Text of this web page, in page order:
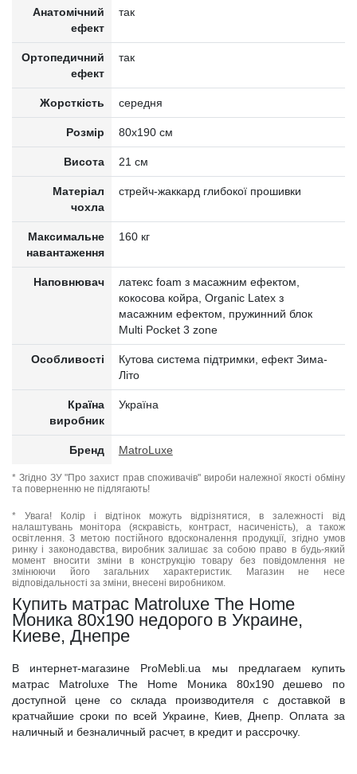
Анатомічний
ефект
так
Ортопедичний
ефект
так
Жорсткість середня
Розмір 80x190 см
Висота 21 см
Матеріал
чохла
стрейч-жаккард глибокої прошивки
Максимальне
навантаження
160 кг
Наповнювач
латекс foam з масажним ефектом,
кокосова койра, Organic Latex з
масажним ефектом, пружинний блок
Multi Pocket 3 zone
Особливості
Кутова система підтримки, ефект Зима-
Літо
Країна
виробник
Україна
Бренд MatroLuxe
* Згідно ЗУ "Про захист прав споживачів" вироби належної якості обміну
та поверненню не підлягають!
* Увага! Колір і відтінок можуть відрізнятися, в залежності від
налаштувань монітора (яскравість, контраст, насиченість), а також
освітлення. З метою постійного вдосконалення продукції, згідно умов
ринку і законодавства, виробник залишає за собою право в будь-який
момент вносити зміни в конструкцію товару без повідомлення не
змінюючи його загальних характеристик. Магазин не несе
відповідальності за зміни, внесені виробником.
Купить матрас Matroluxe The Home
Моника 80x190 недорого в Украине,
Киеве, Днепре
В интернет-магазине ProMebli.ua мы предлагаем купить
матрас Matroluxe The Home Моника 80x190 дешево по
доступной цене со склада производителя с доставкой в
кратчайшие сроки по всей Украине, Киев, Днепр. Оплата за
наличный и безналичный расчет, в кредит и рассрочку.